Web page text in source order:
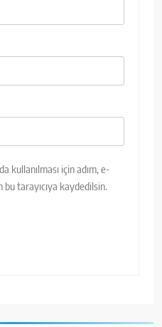
kullanılması için adım, e-
tarayıcıya kaydedilsin.